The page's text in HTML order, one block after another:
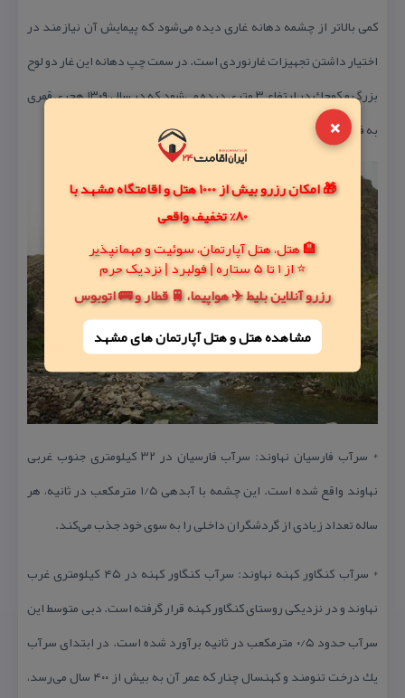
×
🎁 امکان رزرو بیش از 1000 هتل و اقامتگاه مشهد با
80% تخفیف واقعی
🏨 هتل، هتل آپارتمان، سوئیت و مهمانپذیر
⭐ از 1 تا 5 ستاره | فولبرد | نزدیک حرم
رزرو آنلاین بلیط ✈️ هواپیما، 🚆 قطار و 🚌 اتوبوس
مشاهده هتل و هتل‌ آپارتمان های مشهد
كمی بالاتر از چشمه دهانه غاری دیده می‌شود كه پیمایش آن نیازمند در
اختیار داشتن تجهیزات غارنوردی است. در سمت چپ دهانه این غار دو لوح
بزرگ و كوچك در ارتفاع ۳ متری دیده می‌شود كه در سال ۱۳۰۹ هجری قمری
به فرمان ناصر‌الدین شاه نوشته شده است.
* سرآب فارسیان نهاوند: سرآب فارسیان در ۳۲ كیلومتری جنوب غربی
نهاوند واقع شده است. این چشمه با آبدهی ۱/۵ مترمكعب در ثانیه، هر
ساله تعداد زیادی از گردشگران داخلی را به سوی خود جذب می‌كند.
* سرآب كنگاور كهنه نهاوند: سرآب كنگاور كهنه در ۴۵ كیلومتری غرب
نهاوند و در نزدیكی روستای كنگاور كهنه قرار گرفته است. دبی متوسط این
سرآب حدود ۰/۵ مترمكعب در ثانیه برآورد شده است. در ابتدای سرآب
یك درخت تنومند و كهنسال چنار كه عمر آن به بیش از ۴۰۰ سال می‌رسد،